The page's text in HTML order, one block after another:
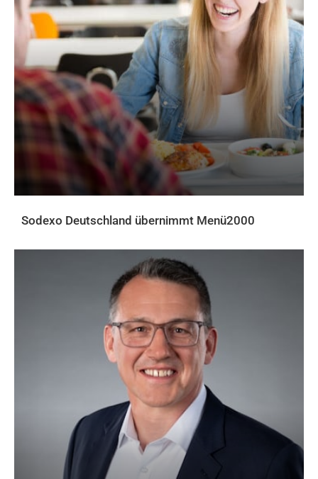
Sodexo Deutschland übernimmt Menü2000